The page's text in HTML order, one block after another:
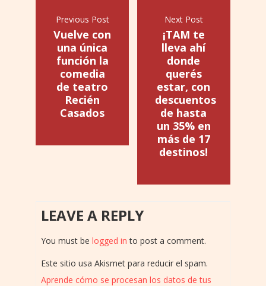
Previous Post
Vuelve con
una única
función la
comedia
de teatro
Recién
Casados
Next Post
¡TAM te
lleva ahí
donde
querés
estar, con
descuentos
de hasta
un 35% en
más de 17
destinos!
LEAVE A REPLY
You must be logged in to post a comment.
Este sitio usa Akismet para reducir el spam.
Aprende cómo se procesan los datos de tus